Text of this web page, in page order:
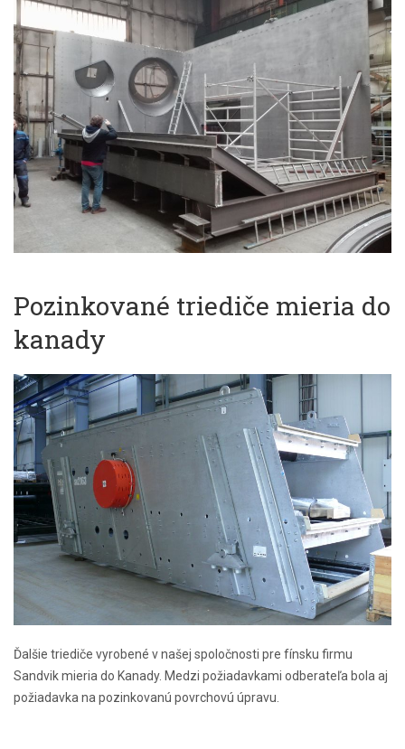
Pozinkované triediče mieria do
kanady
Ďalšie triediče vyrobené v našej spoločnosti pre fínsku firmu
Sandvik mieria do Kanady. Medzi požiadavkami odberateľa bola aj
požiadavka na pozinkovanú povrchovú úpravu.